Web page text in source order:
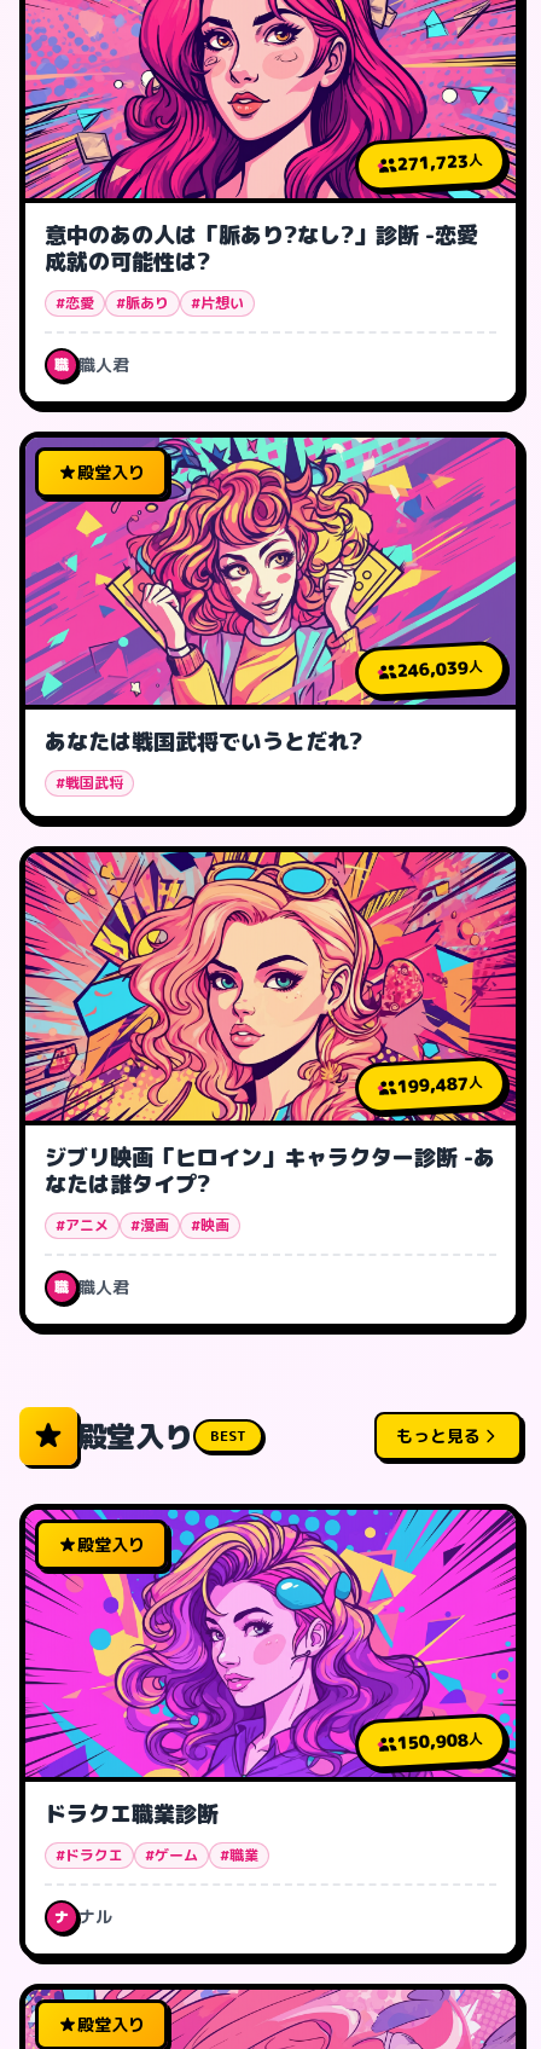
271,723人
意中のあの人は「脈あり?なし?」診断 -恋愛
成就の可能性は?
#恋愛 #脈あり #片想い
職 職人君
殿堂入り
246,039人
あなたは戦国武将でいうとだれ?
#戦国武将
199,487人
ジブリ映画「ヒロイン」キャラクター診断 -あ
なたは誰タイプ?
#アニメ #漫画 #映画
職 職人君
殿堂入り BEST もっと見る
殿堂入り
150,908人
ドラクエ職業診断
#ドラクエ #ゲーム #職業
ナ ナル
殿堂入り